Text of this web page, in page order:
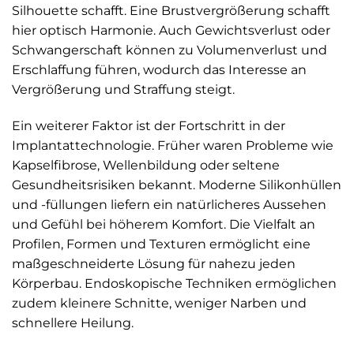
Silhouette schafft. Eine Brustvergrößerung schafft
hier optisch Harmonie. Auch Gewichtsverlust oder
Schwangerschaft können zu Volumenverlust und
Erschlaffung führen, wodurch das Interesse an
Vergrößerung und Straffung steigt.
Ein weiterer Faktor ist der Fortschritt in der
Implantattechnologie. Früher waren Probleme wie
Kapselfibrose, Wellenbildung oder seltene
Gesundheitsrisiken bekannt. Moderne Silikonhüllen
und -füllungen liefern ein natürlicheres Aussehen
und Gefühl bei höherem Komfort. Die Vielfalt an
Profilen, Formen und Texturen ermöglicht eine
maßgeschneiderte Lösung für nahezu jeden
Körperbau. Endoskopische Techniken ermöglichen
zudem kleinere Schnitte, weniger Narben und
schnellere Heilung.